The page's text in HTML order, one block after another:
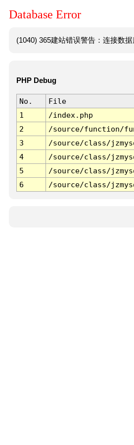
Database Error
(1040) 365建站错误警告：连接数
PHP Debug
No. File
1
/index.php
2
/source/function/
3
/source/class/
4
/source/class/
5
/source/class/
6
/source/class/